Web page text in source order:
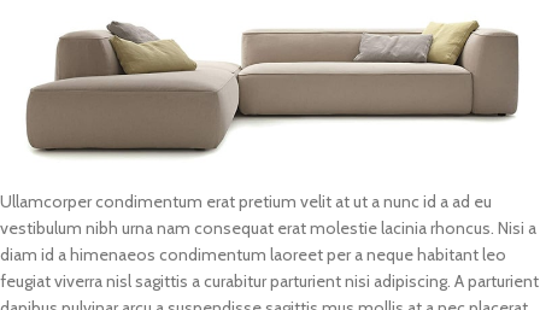
Ullamcorper condimentum erat pretium velit at ut a nunc id a ad eu
vestibulum nibh urna nam consequat erat molestie lacinia rhoncus. Nisi a
diam id a himenaeos condimentum laoreet per a neque habitant leo
feugiat viverra nisl sagittis a curabitur parturient nisi adipiscing. A parturient